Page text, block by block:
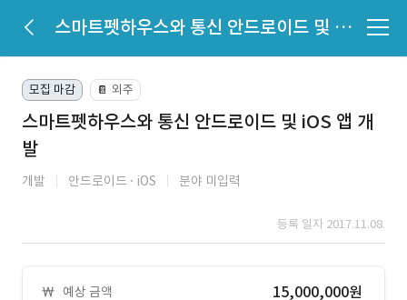
스마트펫하우스와 통신 안드로이드 및 iOS 앱 개발
모집 마감 📔 외주
스마트펫하우스와 통신 안드로이드 및 iOS 앱 개
발
개발 안드로이드 iOS 분야 미입력
등록 일자 2017.11.08.
예상 금액 15,000,000원